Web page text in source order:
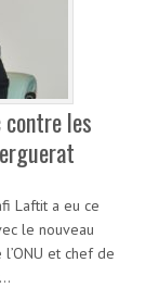
contre les
Laftit a eu ce
le nouveau
et chef de